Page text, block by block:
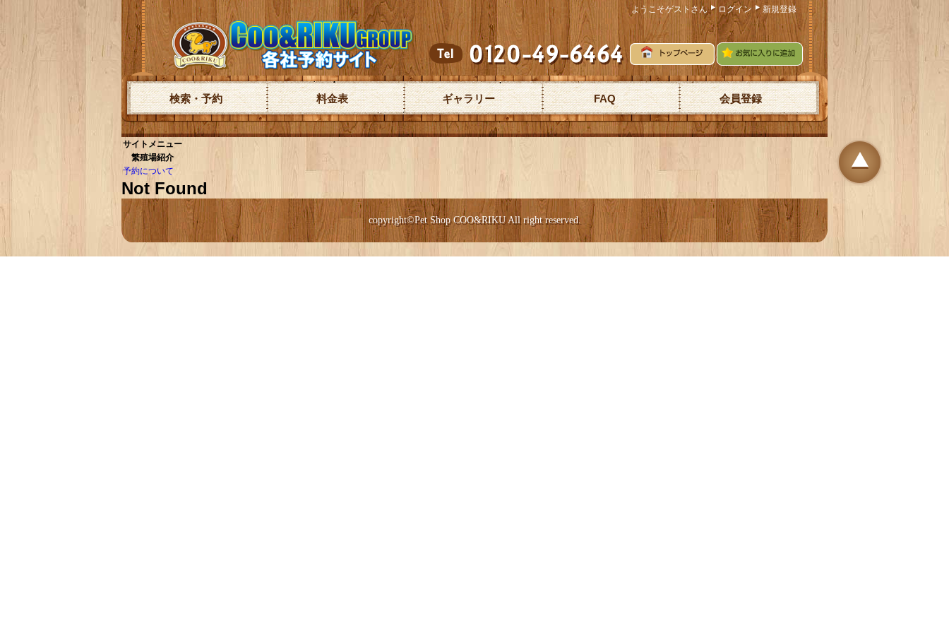
ようこそゲストさん ログイン 新規登録
検索・予約 料金表 ギャラリー FAQ 会員登録
サイトメニュー
繁殖場紹介
予約について
Not Found
copyright©Pet Shop COO&RIKU All right reserved.